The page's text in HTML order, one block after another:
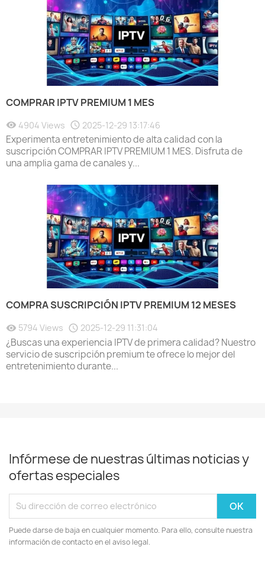
COMPRAR IPTV PREMIUM 1 MES
4904 Views 2025-12-29 13:17:46
Experimenta entretenimiento de alta calidad con la
suscripción COMPRAR IPTV PREMIUM 1 MES. Disfruta de
una amplia gama de canales y...
COMPRA SUSCRIPCIÓN IPTV PREMIUM 12 MESES
5794 Views 2025-12-29 11:31:04
¿Buscas una experiencia IPTV de primera calidad? Nuestro
servicio de suscripción premium te ofrece lo mejor del
entretenimiento durante...
Infórmese de nuestras últimas noticias y
ofertas especiales
Puede darse de baja en cualquier momento. Para ello, consulte nuestra
información de contacto en el aviso legal.